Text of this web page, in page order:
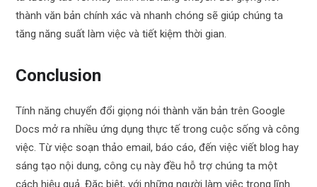
thành văn bản chính xác và nhanh chóng sẽ giúp chúng ta
tăng năng suất làm việc và tiết kiệm thời gian.
Conclusion
Tính năng chuyển đổi giọng nói thành văn bản trên Google
Docs mở ra nhiều ứng dụng thực tế trong cuộc sống và công
việc. Từ việc soạn thảo email, báo cáo, đến việc viết blog hay
sáng tạo nội dung, công cụ này đều hỗ trợ chúng ta một
cách hiệu quả. Đặc biệt, với những người làm việc trong lĩnh